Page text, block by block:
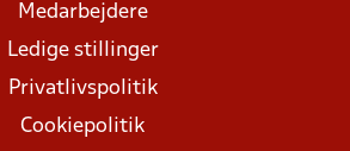
Medarbejdere
Ledige stillinger
Privatlivspolitik
Cookiepolitik